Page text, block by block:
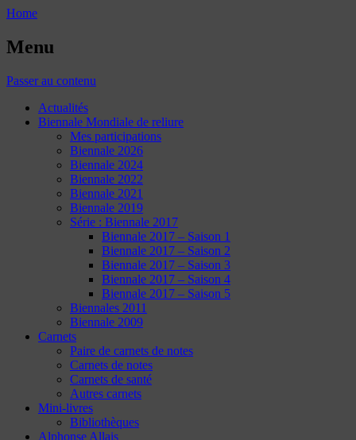
Home
Menu
Passer au contenu
Actualités
Biennale Mondiale de reliure
Mes participations
Biennale 2026
Biennale 2024
Biennale 2022
Biennale 2021
Biennale 2019
Série : Biennale 2017
Biennale 2017 – Saison 1
Biennale 2017 – Saison 2
Biennale 2017 – Saison 3
Biennale 2017 – Saison 4
Biennale 2017 – Saison 5
Biennales 2011
Biennale 2009
Carnets
Paire de carnets de notes
Carnets de notes
Carnets de santé
Autres carnets
Mini-livres
Bibliothèques
Alphonse Allais